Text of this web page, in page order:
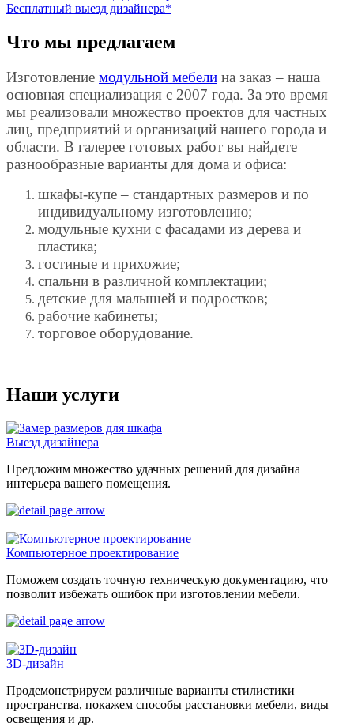
Бесплатный выезд дизайнера*
Что мы предлагаем
Изготовление модульной мебели на заказ – наша
основная специализация с 2007 года. За это время
мы реализовали множество проектов для частных
лиц, предприятий и организаций нашего города и
области. В галерее готовых работ вы найдете
разнообразные варианты для дома и офиса:
шкафы-купе – стандартных размеров и по
индивидуальному изготовлению;
модульные кухни с фасадами из дерева и
пластика;
гостиные и прихожие;
спальни в различной комплектации;
детские для малышей и подростков;
рабочие кабинеты;
торговое оборудование.
Наши услуги
Выезд дизайнера
Предложим множество удачных решений для дизайна
интерьера вашего помещения.
Компьютерное проектирование
Поможем создать точную техническую документацию, что
позволит избежать ошибок при изготовлении мебели.
3D-дизайн
Продемонстрируем различные варианты стилистики
пространства, покажем способы расстановки мебели, виды
освещения и др.